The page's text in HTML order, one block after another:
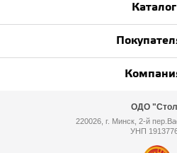
Каталог
ОДО
220026, г. Минск, 2-й
УНП